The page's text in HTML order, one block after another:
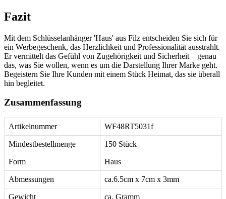
Fazit
Mit dem Schlüsselanhänger 'Haus' aus Filz entscheiden Sie sich für
ein Werbegeschenk, das Herzlichkeit und Professionalität ausstrahlt.
Er vermittelt das Gefühl von Zugehörigkeit und Sicherheit – genau
das, was Sie wollen, wenn es um die Darstellung Ihrer Marke geht.
Begeistern Sie Ihre Kunden mit einem Stück Heimat, das sie überall
hin begleitet.
Zusammenfassung
Artikelnummer WF48RT5031f
Mindestbestellmenge 150 Stück
Form Haus
Abmessungen ca.6.5cm x 7cm x 3mm
Gewicht ca. Gramm